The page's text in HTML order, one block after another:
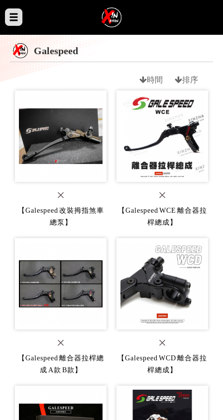
Galespeed
時間 排序
【Galespeed 改裝拇指煞車
總泵】
【Galespeed WCE 離合器拉
桿總成】
【Galespeed 離合器拉桿總
成 A款 B款】
【Galespeed WCD 離合器拉
桿總成】